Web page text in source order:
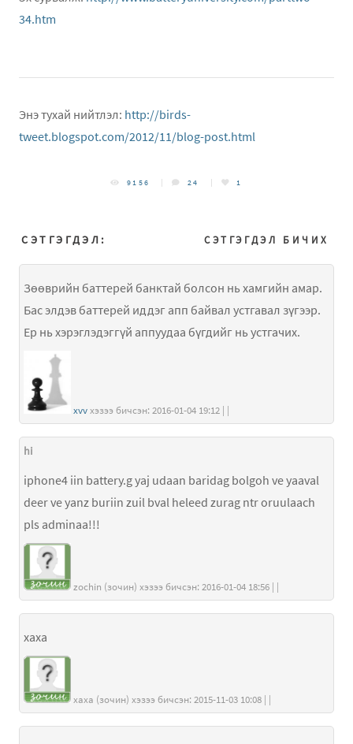
34.htm
Энэ тухай нийтлэл: http://birds-
tweet.blogspot.com/2012/11/blog-post.html
9156 24 1
СЭТГЭГДЭЛ БИЧИХ
СЭТГЭГДЭЛ:
Зөөврийн баттерей банктай болсон нь хамгийн амар.
Бас элдэв баттерей иддэг апп байвал устгавал зүгээр.
Ер нь хэрэглэдэггүй аппуудаа бүгдийг нь устгачих.
xvv хэзээ бичсэн: 2016-01-04 19:12 | |
hi
iphone4 iin battery.g yaj udaan baridag bolgoh ve yaaval
deer ve yanz buriin zuil bval heleed zurag ntr oruulaach
pls adminaa!!!
zochin (зочин) хэзээ бичсэн: 2016-01-04 18:56 | |
xaxa
xaxa (зочин) хэзээ бичсэн: 2015-11-03 10:08 | |